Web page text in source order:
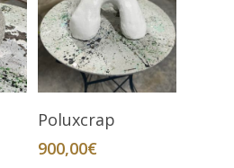
Poluxcrap
900,00€